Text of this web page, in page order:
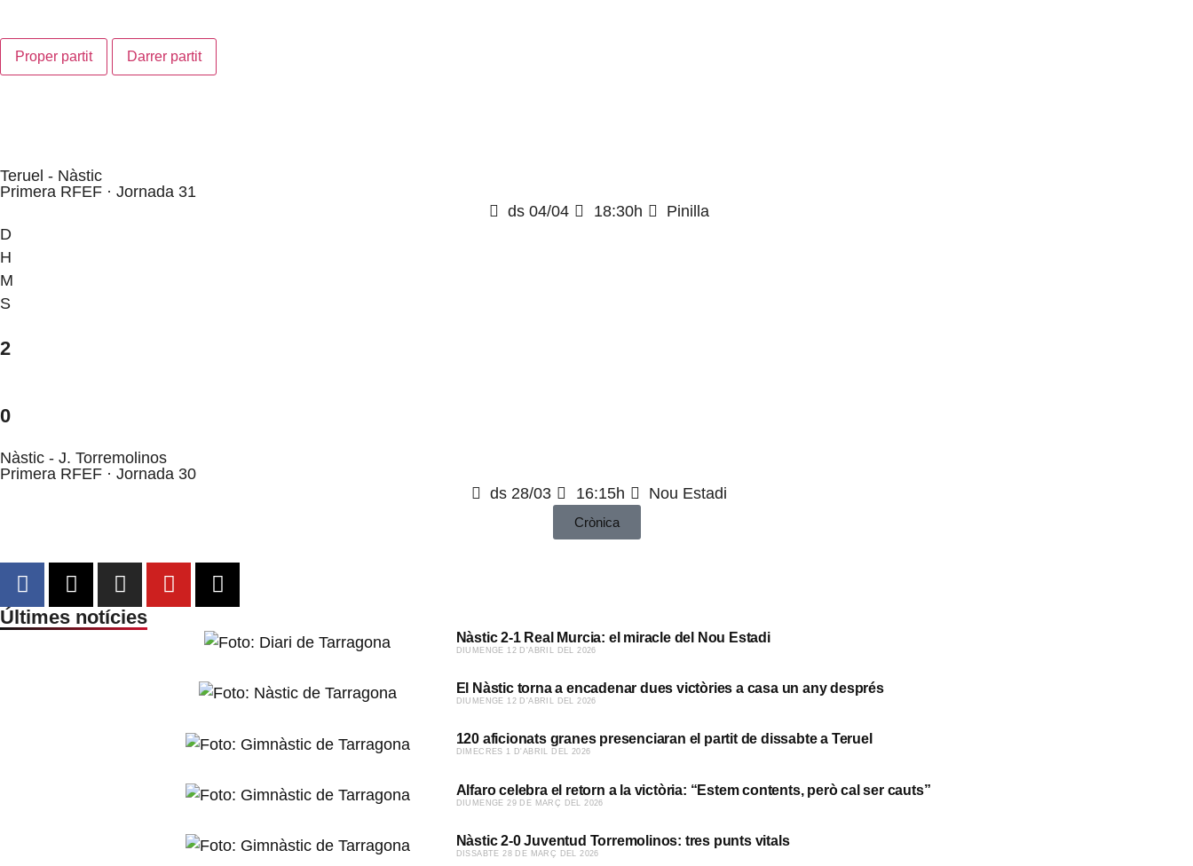
Proper partit Darrer partit
Teruel - Nàstic
Primera RFEF · Jornada 31
ds 04/04
18:30h
Pinilla
D
H
M
S
2
0
Nàstic - J. Torremolinos
Primera RFEF · Jornada 30
ds 28/03
16:15h Nou Estadi
Crònica
Últimes notícies
Nàstic 2-1 Real Murcia: el miracle del Nou Estadi
​DIUMENGE 12 D'ABRIL DEL 2026
El Nàstic torna a encadenar dues victòries a casa un any després
​DIUMENGE 12 D'ABRIL DEL 2026
120 aficionats granes presenciaran el partit de dissabte a Teruel
​DIMECRES 1 D'ABRIL DEL 2026
Alfaro celebra el retorn a la victòria: “Estem contents, però cal ser cauts”
​DIUMENGE 29 DE MARÇ DEL 2026
Nàstic 2-0 Juventud Torremolinos: tres punts vitals
​DISSABTE 28 DE MARÇ DEL 2026